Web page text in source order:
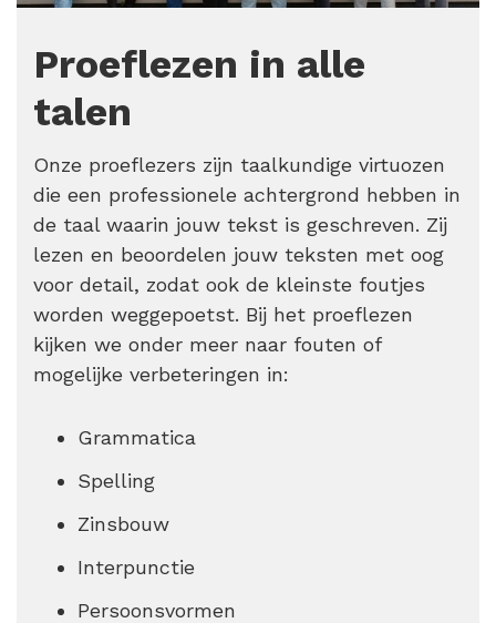
Proeflezen in alle
talen
Onze proeflezers zijn taalkundige virtuozen
die een professionele achtergrond hebben in
de taal waarin jouw tekst is geschreven. Zij
lezen en beoordelen jouw teksten met oog
voor detail, zodat ook de kleinste foutjes
worden weggepoetst. Bij het proeflezen
kijken we onder meer naar fouten of
mogelijke verbeteringen in:
Grammatica
Spelling
Zinsbouw
Interpunctie
Persoonsvormen